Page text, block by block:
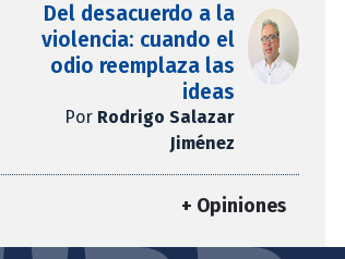
Del desacuerdo a la
violencia: cuando el
odio reemplaza las
ideas
Por Rodrigo Salazar
Jiménez
+ Opiniones